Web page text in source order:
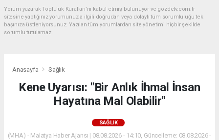
Yorum yazarak Topluluk Kuralları’nı kabul etmiş bulunuyor ve gozdetv.com.tr
sitesine yaptığınız yorumunuzla ilgili doğrudan veya dolaylı tüm sorumluluğu tek
başınıza üstleniyorsunuz. Yazılan tüm yorumlardan site yönetimi hiçbir şekilde
sorumlu tutulamaz.
Anasayfa Sağlık
Kene Uyarısı: "Bir Anlık İhmal İnsan
Hayatına Mal Olabilir"
SAĞLIK
(MHA) - Malatya Haber Ajansı | 08.08.2026 - 14:10, Güncelleme: 08.08.2026 -